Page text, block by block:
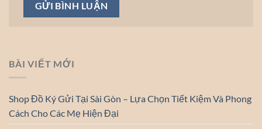
BÀI VIẾT MỚI
Shop Đồ Ký Gửi Tại Sài Gòn – Lựa Chọn Tiết Kiệm Và Phong
Cách Cho Các Mẹ Hiện Đại